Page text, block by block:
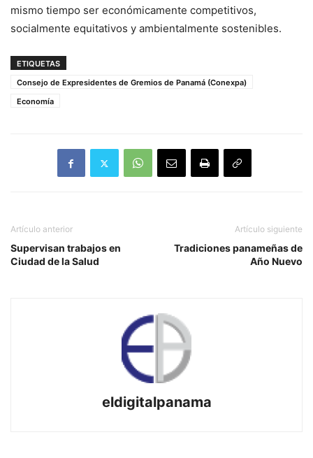
mismo tiempo ser económicamente competitivos,
socialmente equitativos y ambientalmente sostenibles.
ETIQUETAS
Consejo de Expresidentes de Gremios de Panamá (Conexpa)
Economía
Artículo anterior
Supervisan trabajos en
Ciudad de la Salud
Artículo siguiente
Tradiciones panameñas de
Año Nuevo
eldigitalpanama